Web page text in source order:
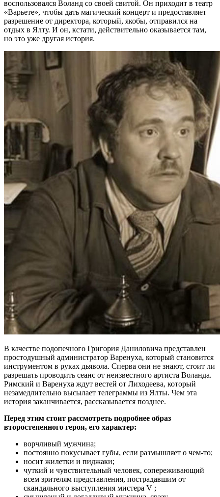
воспользовался Воланд со своей свитой. Он приходит в театр
«Варьете», чтобы дать магический концерт и предоставляет
разрешение от директора, который, якобы, отправился на
отдых в Ялту. И он, кстати, действительно оказывается там,
но это уже другая история.
В качестве подопечного Григория Даниловича представлен
простодушный администратор Варенуха, который становится
инструментом в руках дьявола. Сперва они не знают, стоит ли
разрешать проводить сеанс от неизвестного артиста Воланда.
Римский и Варенуха ждут вестей от Лиходеева, который
незамедлительно высылает телеграммы из Ялты. Чем эта
история заканчивается, рассказывается позднее.
Перед этим стоит рассмотреть подробнее образ
второстепенного героя, его характер:
ворчливый мужчина;
постоянно покусывает губы, если размышляет о чем-то;
носит жилетки и пиджаки;
чуткий и чувствительный человек, сопереживающий
всем зрителям представления, пострадавшим от
скандального выступления мистера V ;